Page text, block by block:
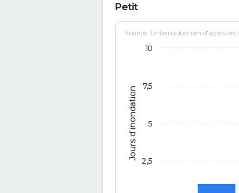
Petit
Jours d'inondation
Source : Linternaute.com d'après les
2,5
5
7,5
10